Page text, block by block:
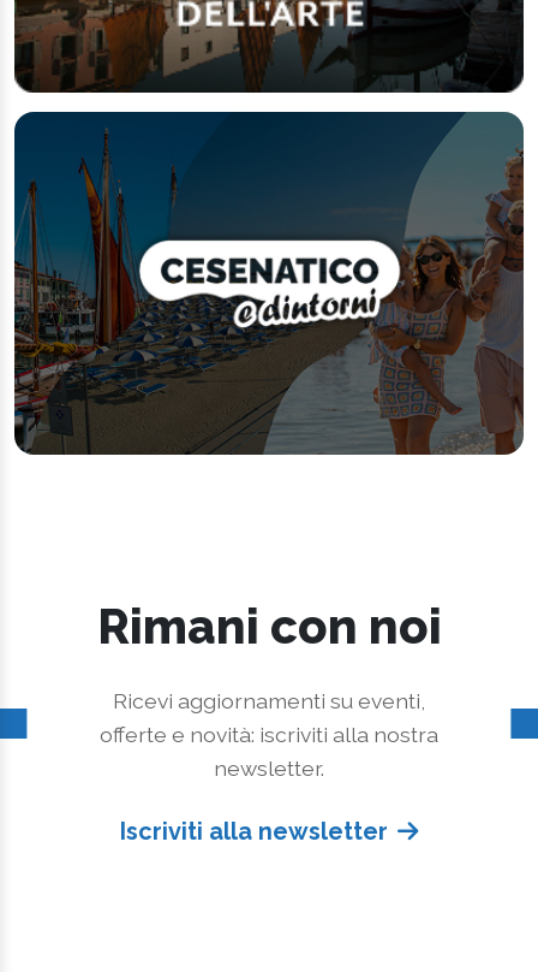
Rimani con noi
Ricevi aggiornamenti su eventi,
offerte e novità: iscriviti alla nostra
newsletter.
Iscriviti alla newsletter